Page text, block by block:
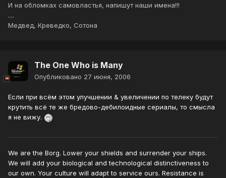
И на обломках самовластья, напишут наши имена!!!
....
Медвед, Креведко, Сотона
The One Who is Many
Опубликовано 27 июня, 2006
Если при всём этом улучшении & увеличении по телеку будут
крутить всё те же бредово-дебилоидные сериалы, то смысла
я не вижу.
We are the Borg. Lower your shields and surrender your ships.
We will add your biological and technological distinctiveness to
our own. Your culture will adapt to service ours. Resistance is